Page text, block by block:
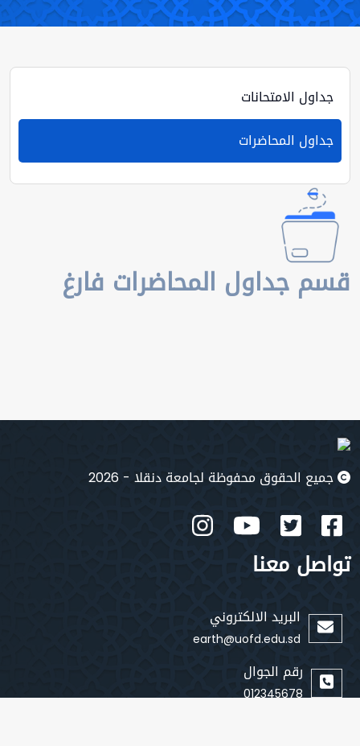
جداول الامتحانات
جداول المحاضرات
قسم جداول المحاضرات فارغ
جميع الحقوق محفوظة لجامعة دنقلا - 2026
تواصل معنا
البريد الالكتروني
earth@uofd.edu.sd
رقم الجوال
012345678